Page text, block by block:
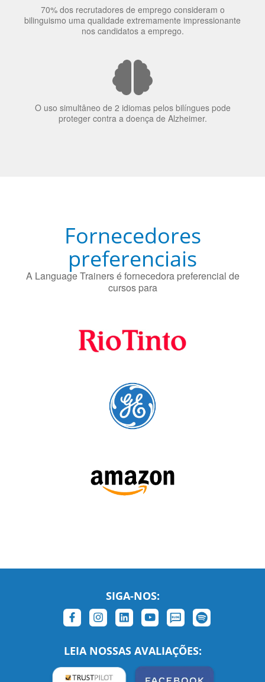
O uso simultâneo de 2 idiomas pelos bilíngues pode
proteger contra a doença de Alzheimer.
preferenciais
A Language Trainers é fornecedora preferencial de
cursos para
SIGA-NOS:
LEIA NOSSAS AVALIAÇÕES: